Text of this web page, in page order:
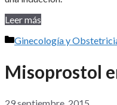
Leer más
Categorías
Ginecología y
Misoprostol
29 septiembre, 2015